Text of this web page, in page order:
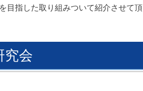
目指した取り組みついて紹介させて頂
会